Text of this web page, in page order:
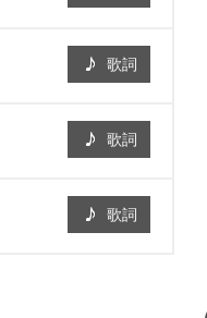
歌詞
歌詞
歌詞